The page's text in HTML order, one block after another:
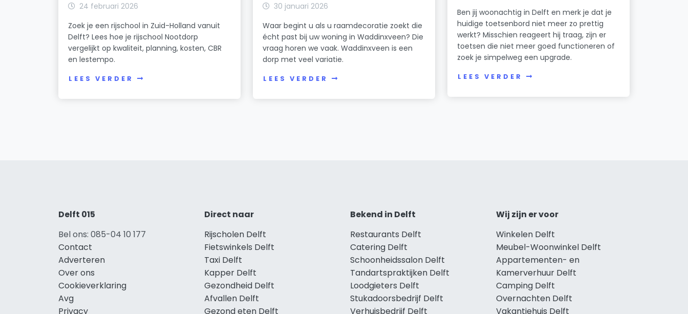
24 februari 2026
Zoek je een rijschool in Zuid-Holland vanuit
Delft? Lees hoe je rijschool Nootdorp
vergelijkt op kwaliteit, planning, kosten, CBR
en lestempo.
LEES VERDER
30 januari 2026
Waar begint u als u raamdecoratie zoekt die
écht past bij uw woning in Waddinxveen? Die
vraag horen we vaak. Waddinxveen is een
dorp met veel variatie.
LEES VERDER
Ben jij woonachtig in Delft en merk je dat je
huidige toetsenbord niet meer zo prettig
werkt? Misschien reageert hij traag, zijn er
toetsen die niet meer goed functioneren of
zoek je simpelweg een upgrade.
LEES VERDER
Delft 015
Bel ons: 085-04 10 177
Contact
Adverteren
Over ons
Cookieverklaring
Avg
Privacy
Direct naar
Rijscholen Delft
Fietswinkels Delft
Taxi Delft
Kapper Delft
Gezondheid Delft
Afvallen Delft
Gezond eten Delft
Bekend in Delft
Restaurants Delft
Catering Delft
Schoonheidssalon Delft
Tandartspraktijken Delft
Loodgieters Delft
Stukadoorsbedrijf Delft
Verhuisbedrijf Delft
Wij zijn er voor
Winkelen Delft
Meubel-Woonwinkel Delft
Appartementen- en
Kamerverhuur Delft
Camping Delft
Overnachten Delft
Vakantiehuis Delft